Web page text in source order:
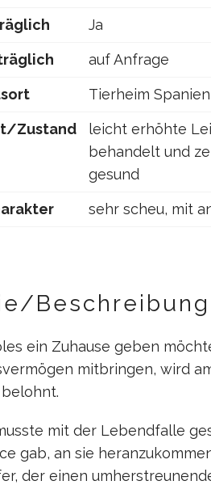
Ja
auf Anfrage
Tierheim Spanien
Zustand
leicht erhöhte
behandelt und
gesund
sehr scheu, mit
Beschreibung
ein Zuhause geben
mitbringen, wird
mit der Lebendfalle
gab, an sie
der einen